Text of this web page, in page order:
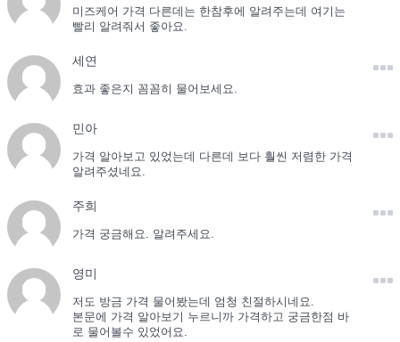
미즈케어 가격 다른데는 한참후에 알려주는데 여기는
빨리 알려줘서 좋아요.
세연
효과 좋은지 꼼꼼히 물어보세요.
민아
가격 알아보고 있었는데 다른데 보다 훨씬 저렴한 가격
알려주셨네요.
주희
가격 궁금해요. 알려주세요.
영미
저도 방금 가격 물어봤는데 엄청 친절하시네요.
본문에 가격 알아보기 누르니까 가격하고 궁금한점 바
로 물어볼수 있었어요.